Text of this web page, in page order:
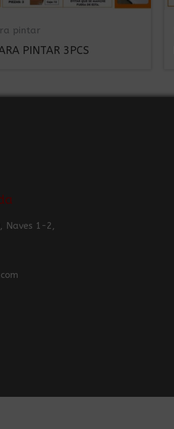
pintar
PINTAR 3PCS
Naves 1-2,